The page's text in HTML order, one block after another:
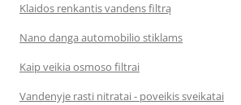
Klaidos renkantis vandens filtrą
Nano danga automobilio stiklams
Kaip veikia osmoso filtrai
Vandenyje rasti nitratai - poveikis sveikatai